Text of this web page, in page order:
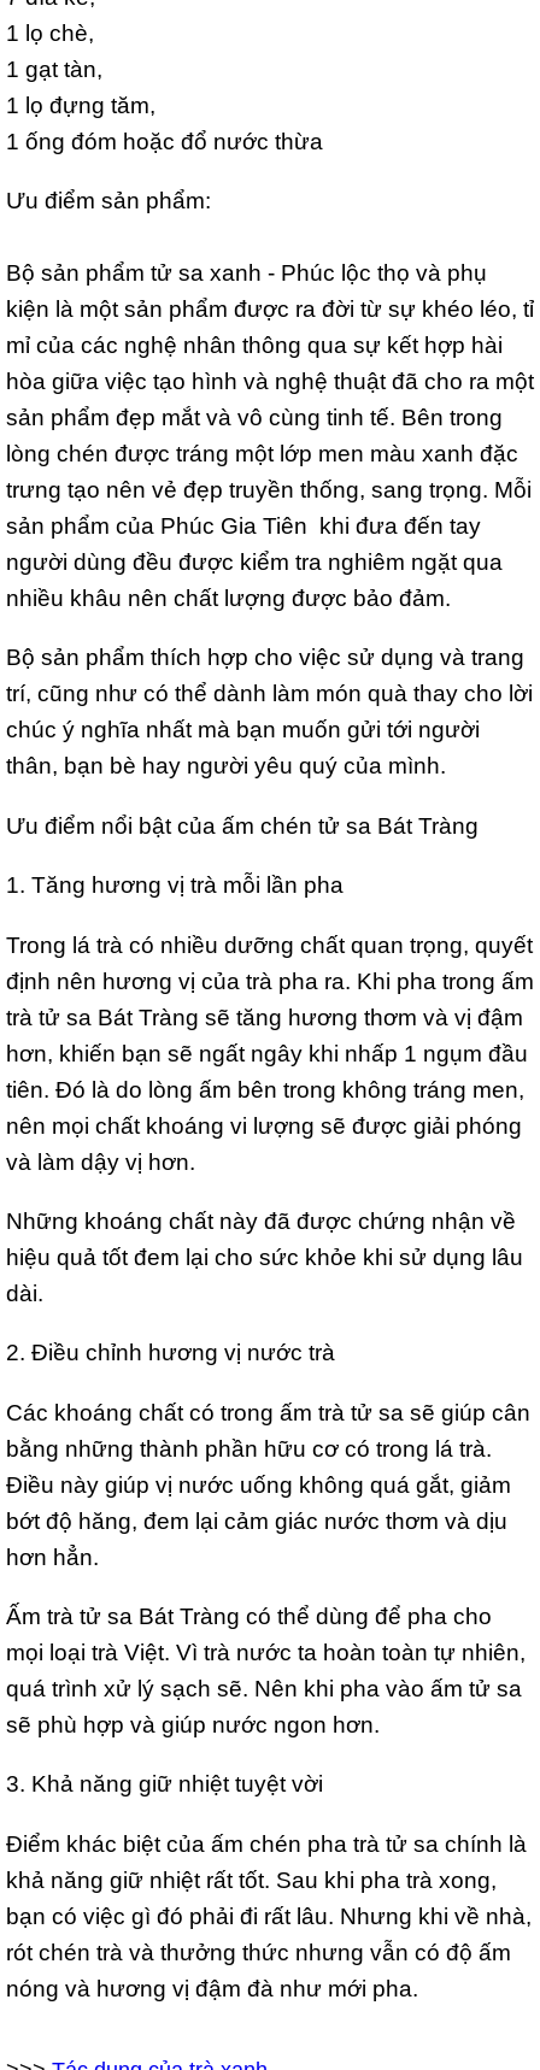
1 lọ chè,
1 gạt tàn,
1 lọ đựng tăm,
1 ống đóm hoặc đổ nước thừa
Ưu điểm sản phẩm:
Bộ sản phẩm tử sa xanh - Phúc lộc thọ và phụ
kiện là một sản phẩm được ra đời từ sự khéo léo, tỉ
mỉ của các nghệ nhân thông qua sự kết hợp hài
hòa giữa việc tạo hình và nghệ thuật đã cho ra một
sản phẩm đẹp mắt và vô cùng tinh tế. Bên trong
lòng chén được tráng một lớp men màu xanh đặc
trưng tạo nên vẻ đẹp truyền thống, sang trọng. Mỗi
sản phẩm của Phúc Gia Tiên khi đưa đến tay
người dùng đều được kiểm tra nghiêm ngặt qua
nhiều khâu nên chất lượng được bảo đảm.
Bộ sản phẩm thích hợp cho việc sử dụng và trang
trí, cũng như có thể dành làm món quà thay cho lời
chúc ý nghĩa nhất mà bạn muốn gửi tới người
thân, bạn bè hay người yêu quý của mình.
Ưu điểm nổi bật của ấm chén tử sa Bát Tràng
1. Tăng hương vị trà mỗi lần pha
Trong lá trà có nhiều dưỡng chất quan trọng, quyết
định nên hương vị của trà pha ra. Khi pha trong ấm
trà tử sa Bát Tràng sẽ tăng hương thơm và vị đậm
hơn, khiến bạn sẽ ngất ngây khi nhấp 1 ngụm đầu
tiên. Đó là do lòng ấm bên trong không tráng men,
nên mọi chất khoáng vi lượng sẽ được giải phóng
và làm dậy vị hơn.
Những khoáng chất này đã được chứng nhận về
hiệu quả tốt đem lại cho sức khỏe khi sử dụng lâu
dài.
2. Điều chỉnh hương vị nước trà
Các khoáng chất có trong ấm trà tử sa sẽ giúp cân
bằng những thành phần hữu cơ có trong lá trà.
Điều này giúp vị nước uống không quá gắt, giảm
bớt độ hăng, đem lại cảm giác nước thơm và dịu
hơn hẳn.
Ấm trà tử sa Bát Tràng có thể dùng để pha cho
mọi loại trà Việt. Vì trà nước ta hoàn toàn tự nhiên,
quá trình xử lý sạch sẽ. Nên khi pha vào ấm tử sa
sẽ phù hợp và giúp nước ngon hơn.
3. Khả năng giữ nhiệt tuyệt vời
Điểm khác biệt của ấm chén pha trà tử sa chính là
khả năng giữ nhiệt rất tốt. Sau khi pha trà xong,
bạn có việc gì đó phải đi rất lâu. Nhưng khi về nhà,
rót chén trà và thưởng thức nhưng vẫn có độ ấm
nóng và hương vị đậm đà như mới pha.